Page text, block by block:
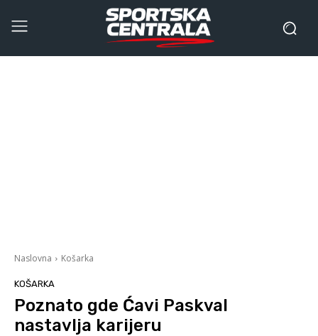
Naslovna Košarka
KOŠARKA
Poznato gde Ćavi Paskval
nastavlja karijeru